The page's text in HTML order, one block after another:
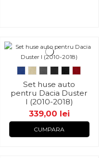
Set huse auto
pentru Dacia Duster
I (2010-2018)
339,00 lei
CUMPARA